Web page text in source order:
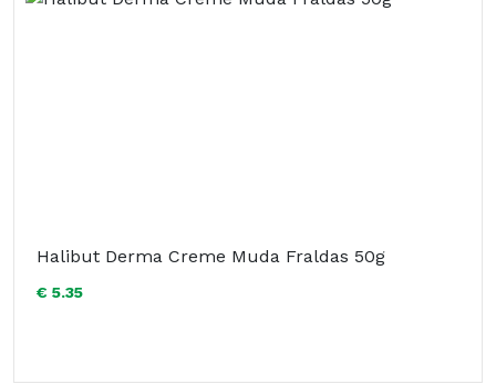
Halibut Derma Creme Muda Fraldas 50g
€ 5.35